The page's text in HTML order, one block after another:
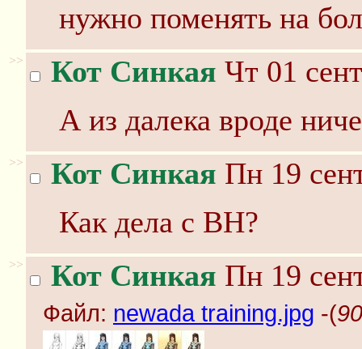
нужно поменять на
>> Кот Синкая Чт 01
А из далека вроде
>> Кот Синкая Пн 19
Как дела с ВН?
>> Кот Синкая Пн 19
Файл: newada training.jpg -(